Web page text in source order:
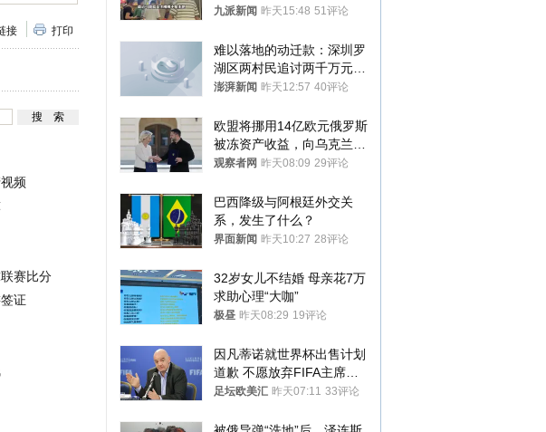
接 打印
频
赛比分
证
衷是为了陪伴，毕业后将不
九派新闻 昨天15:48 51评论
难以落地的动迁款：深圳罗
湖区两村民追讨两千万元动
迁款八年未果
澎湃新闻 昨天12:57 40评论
欧盟将挪用14亿欧元俄罗斯
被冻资产收益，向乌克兰提
供援助
观察者网 昨天08:09 29评论
巴西降级与阿根廷外交关
系，发生了什么？
界面新闻 昨天10:27 28评论
32岁女儿不结婚 母亲花7万
求助心理“大咖”
极昼 昨天08:29 19评论
因凡蒂诺就世界杯出售计划
道歉 不愿放弃FIFA主席职
位
足坛欧美汇 昨天07:11 33评论